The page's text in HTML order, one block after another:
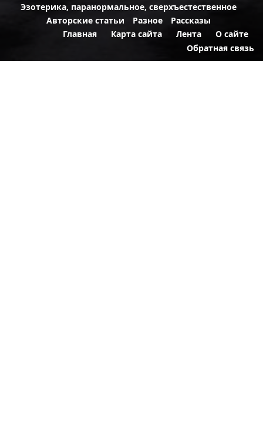
Эзотерика, паранормальное, сверхъестественное
Авторские статьи
Разное
Рассказы
Главная
Карта сайта Лента
О сайте
Обратная связь